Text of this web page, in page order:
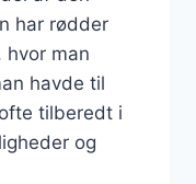
har rødder
man
havde til
tilberedt i
og